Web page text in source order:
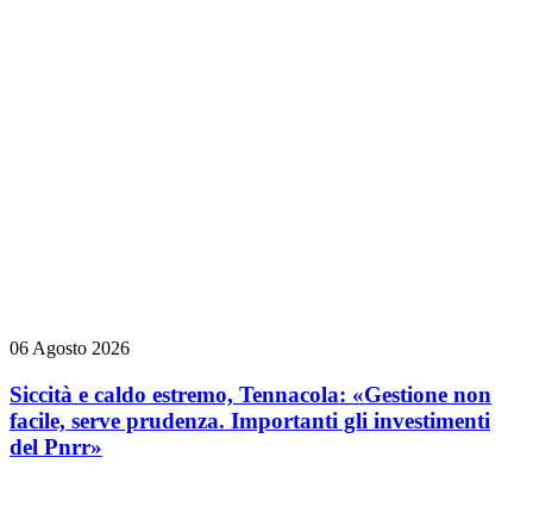
06 Agosto 2026
Siccità e caldo estremo, Tennacola: «Gestione non
facile, serve prudenza. Importanti gli investimenti
del Pnrr»